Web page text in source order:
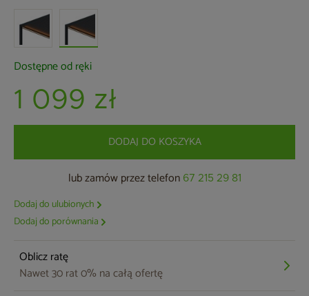
Dostępne od ręki
1 099 zł
DODAJ DO KOSZYKA
lub zamów przez telefon 67 215 29 81
Dodaj do ulubionych
Dodaj do porównania
Oblicz ratę
Nawet 30 rat 0% na całą ofertę